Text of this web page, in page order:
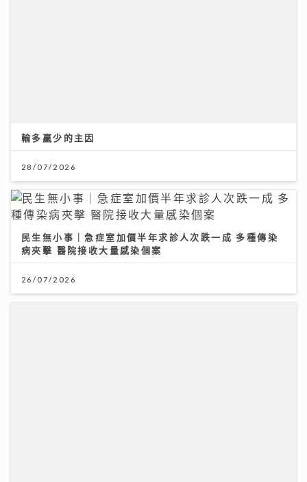
輸多贏少的主因
28/07/2026
民生無小事｜急症室加價半年求診人次跌一成 多種傳染
病夾擊 醫院接收大量感染個案
26/07/2026